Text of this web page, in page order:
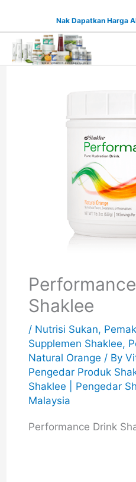
content
Nak Dapatkan Harga
Shaklee
/ Nutrisi Sukan,
Supplemen Shaklee,
Natural Orange / By
Pengedar Produk
Shaklee | Pengedar
Malaysia
Performance Drink